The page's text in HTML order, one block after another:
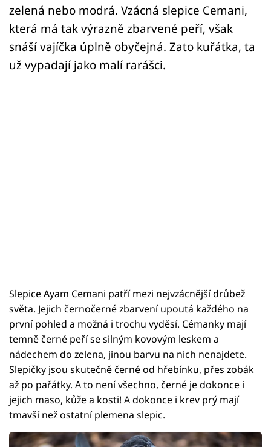
zelená nebo modrá. Vzácná slepice Cemani,
která má tak výrazně zbarvené peří, však
snáší vajíčka úplně obyčejná. Zato kuřátka, ta
už vypadají jako malí rarášci.
Slepice Ayam Cemani patří mezi nejvzácnější drůbež
světa. Jejich černočerné zbarvení upoutá každého na
první pohled a možná i trochu vyděsí. Cémanky mají
temně černé peří se silným kovovým leskem a
nádechem do zelena, jinou barvu na nich nenajdete.
Slepičky jsou skutečně černé od hřebínku, přes zobák
až po pařátky. A to není všechno, černé je dokonce i
jejich maso, kůže a kosti! A dokonce i krev prý mají
tmavší než ostatní plemena slepic.